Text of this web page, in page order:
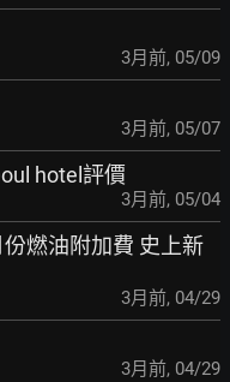
3月前, 05/09
3月前, 05/07
hotel評價
3月前, 05/04
燃油附加費 史上新
3月前, 04/29
3月前, 04/29